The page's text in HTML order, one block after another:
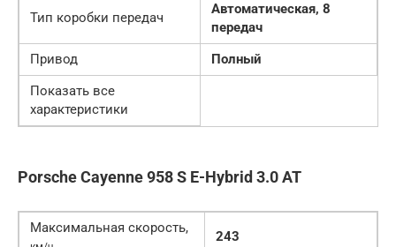
Тип коробки передач
Автоматическая, 8
передач
Привод
Полный
Показать все
характеристики
Porsche Cayenne 958 S E-Hybrid 3.0 AT
Максимальная скорость,
243